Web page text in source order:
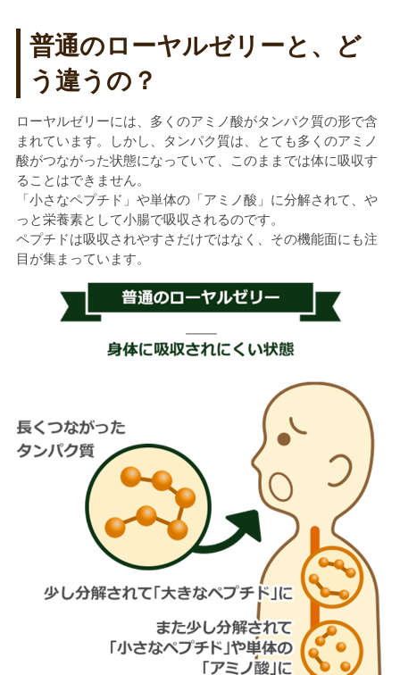
普通のローヤルゼリーと、ど
う違うの？
ローヤルゼリーには、多くのアミノ酸がタンパク質の形で含
まれています。しかし、タンパク質は、とても多くのアミノ
酸がつながった状態になっていて、このままでは体に吸収す
ることはできません。
「小さなペプチド」や単体の「アミノ酸」に分解されて、や
っと栄養素として小腸で吸収されるのです。
ペプチドは吸収されやすさだけではなく、その機能面にも注
目が集まっています。